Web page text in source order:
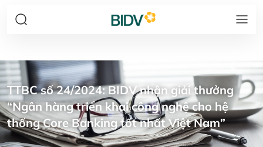
TTBC số 24/2024: BIDV nhận giải thưởng
“Ngân hàng triển khai công nghệ cho hệ
thống Core Banking tốt nhất Việt Nam”